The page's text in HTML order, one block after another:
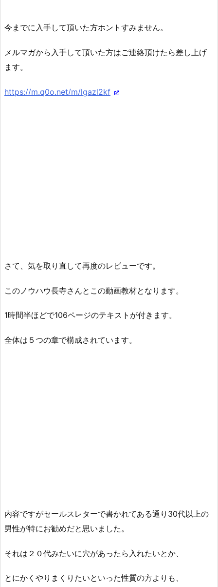
今までに入手して頂いた方ホントすみません。
メルマガから入手して頂いた方はご連絡頂けたら差し上げ
ます。
https://m.q0o.net/m/lgazl2kf
さて、気を取り直して再度のレビューです。
このノウハウ長寺さんとこの動画教材となります。
1時間半ほどで106ページのテキストが付きます。
全体は５つの章で構成されています。
内容ですがセールスレターで書かれてある通り30代以上の
男性が特にお勧めだと思いました。
それは２０代みたいに穴があったら入れたいとか、
とにかくやりまくりたいといった性質の方よりも、